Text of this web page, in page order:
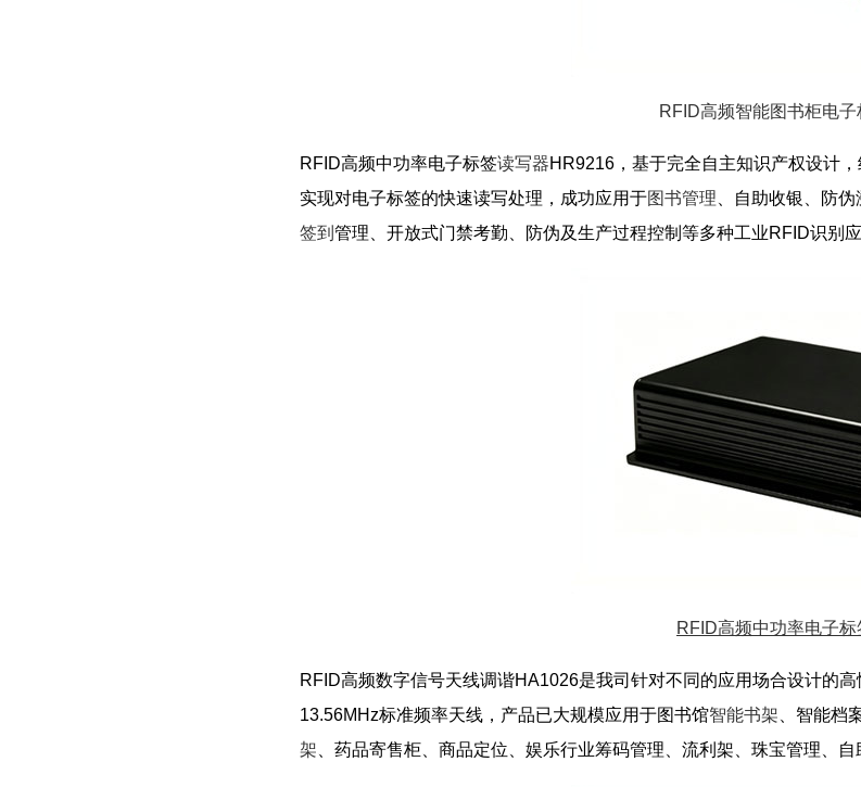
RFID高频智能图书柜电
RFID高频中功率电子标签读写器HR9216，基于完全自主知识产权设计
实现对电子标签的快速读写处理，成功应用于图书管理 、自助收银、防
签到 管理、开放式门禁考勤、防伪及生产过程控制等多种工业RFID识别应
RFID高频中功率电子
RFID高频数字信号天线调谐HA1026是我司针对不同的应用场合设计的
13.56MHz标准频率天线，产品已大规模应用于图书馆智能书架 、智能档
架 、药品寄售柜、商品定位、娱乐行业筹码管理、流利架、珠宝管理、